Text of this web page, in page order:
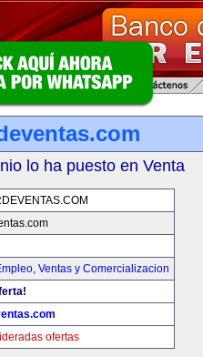
lo ha puesto en Venta
, Ventas y Comercializacion
ofertas